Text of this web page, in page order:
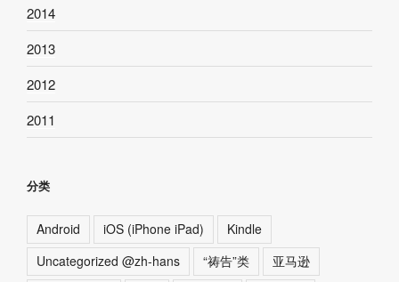
2014
2013
2012
2011
分类
Android iOS (iPhone iPad)
Kindle
Uncategorized @zh-hans
“祷告”类
亚马逊